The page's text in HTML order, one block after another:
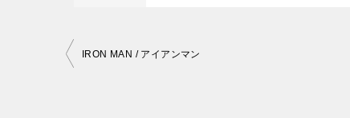
投
IRON MAN / アイアンマン